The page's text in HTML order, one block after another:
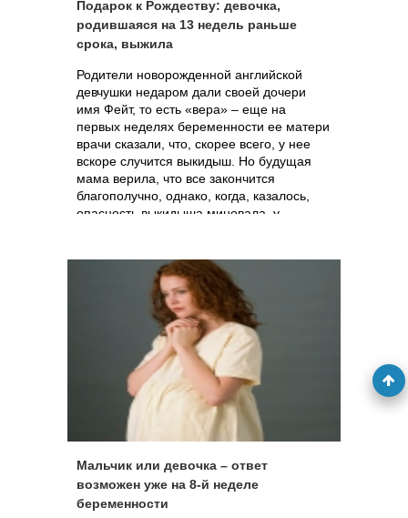
Подарок к Рождеству: девочка,
родившаяся на 13 недель раньше
срока, выжила
Родители новорожденной английской
девчушки недаром дали своей дочери
имя Фейт, то есть «вера» – еще на
первых неделях беременности ее матери
врачи сказали, что, скорее всего, у нее
вскоре случится выкидыш. Но будущая
мама верила, что все закончится
благополучно, однако, когда, казалось,
опасность выкидыша миновала, у
на свет на целых 13 недель раньше
срока. Девочка весила всего 850 граммов,
и акушеры предупредили мать о том, что
ребенок вряд ли выживет. И снова мать
верила в лучшее, и усилия врачей
оказались не напрасными – мать и
окрепший бодрый ребенок вернутся
домой к Рождеству: именно в тот день,
когда малышка, родись она доношенной,
и должна была появиться на свет.
Мальчик или девочка – ответ
возможен уже на 8-й неделе
беременности